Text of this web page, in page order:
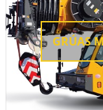
GRÚAS